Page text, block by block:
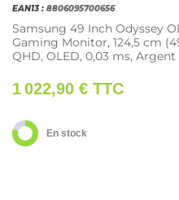
EAN13 : 8806095700656
Samsung 49 Inch Odyssey
Gaming Monitor, 124,5 cm
QHD, OLED, 0,03 ms, Argent
1 022,90 € TTC
En stock